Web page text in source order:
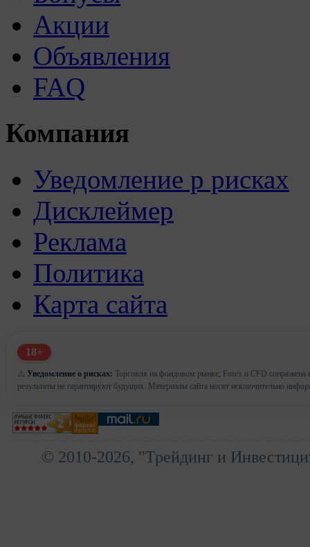
Акции
Объявления
FAQ
Компания
Уведомление р рисках
Дисклеймер
Реклама
Политика
Карта сайта
18+
⚠️ Уведомление о рисках: Торговля на фондовом рынке, Forex и CFD сопряжена
результаты не гарантируют будущих. Материалы сайта носят исключительно
© 2010-2026, "Трейдинг и